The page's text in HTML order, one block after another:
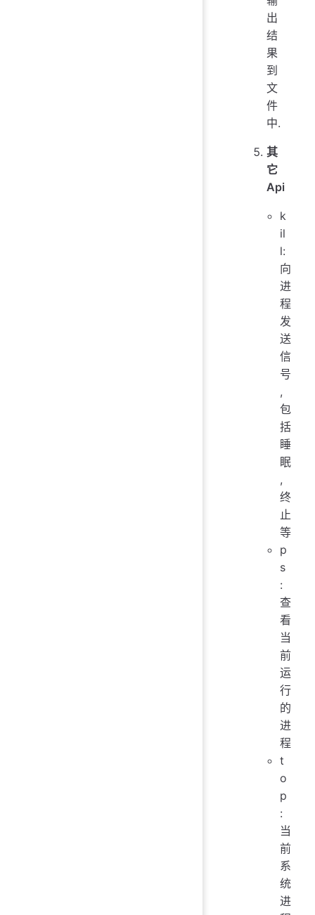
出
结
果
到
文
件
中.
其
它
Api
k
il
l:
向
进
程
发
送
信
号
,
包
括
睡
眠
,
终
止
等
p
s
:
查
看
当
前
运
行
的
进
程
t
o
p
:
当
前
系
统
进